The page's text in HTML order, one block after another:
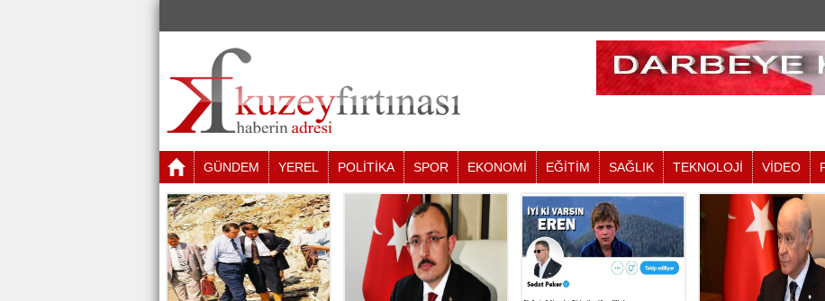
GÜNDEM YEREL POLİTİKA SPOR EKONOMİ EĞİTİM SAĞLIK TEKNOLOJİ VİDEO